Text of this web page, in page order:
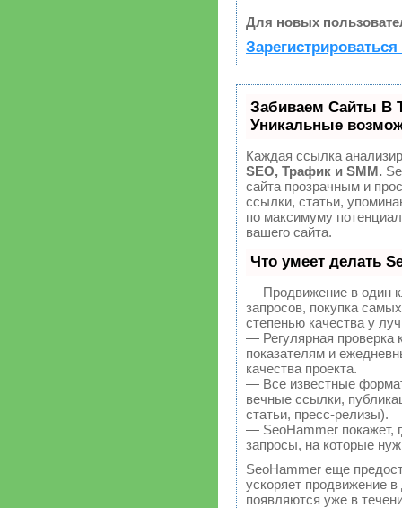
Для новых
Забиваем Сайты
Уникальные
Каждая ссылка
SEO, Трафик и SMM.
сайта прозрачным и
ссылки, статьи,
по максимуму
вашего сайта.
Что умеет делать
— Продвижение в один
запросов, покупка
степенью качества у
— Регулярная проверка
показателям и
качества проекта.
— Все известные
вечные ссылки,
статьи, пресс-релизы).
— SeoHammer покажет,
запросы, на которые
SeoHammer еще
ускоряет продвижение
появляются уже в